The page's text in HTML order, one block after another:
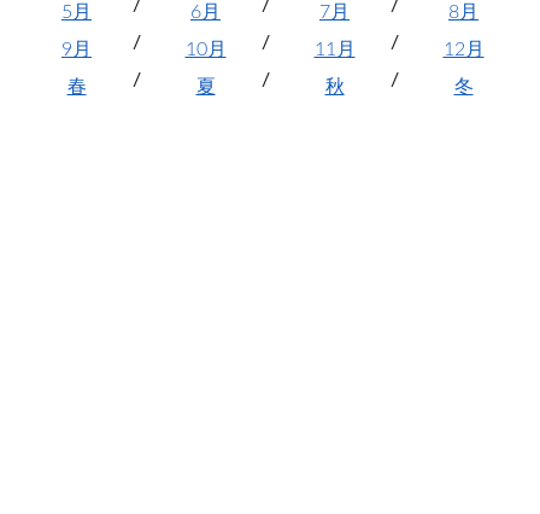
5月
6月 7月
8月
9月
10月 11月
12月
春
夏 秋 冬